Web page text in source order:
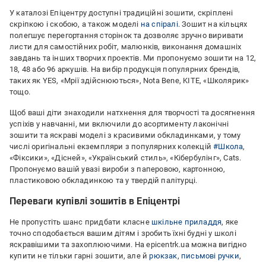
У каталозі Епіцентру доступні традиційні зошити, скріплені
скріпкою і скобою, а також моделі на спіралі. Зошит на кільцях
полегшує перегортання сторінок та дозволяє зручно виривати
листи для самостійних робіт, малюнків, виконання домашніх
завдань та інших творчих проектів. Ми пропонуємо зошити на 12,
18, 48 або 96 аркушів. На вибір продукція популярних брендів,
таких як YES, «Мрії здійснюються», Nota Bene, KITE, «Школярик»
тощо.
Щоб ваші діти знаходили натхнення для творчості та досягнення
успіхів у навчанні, ми включили до асортименту лаконічні
зошити та яскраві моделі з красивими обкладинками, у тому
числі оригінальні екземпляри з популярних колекцій#Школа,
«Фіксики», «Дісней», «Український стиль», «Кібербулінг», Cats.
Пропонуємо вашій увазі вироби з паперовою, картонною,
пластиковою обкладинкою та у твердій палітурці.
Переваги купівлі зошитів в Епіцентрі
Не пропустіть шанс придбати класне шкільне приладдя, яке
точно сподобається вашим дітям і зробить їхні будні у школі
яскравішими та захоплюючими. На epicentrk.ua можна вигідно
купити не тільки гарні зошити, але йрюкзак, письмові ручки,